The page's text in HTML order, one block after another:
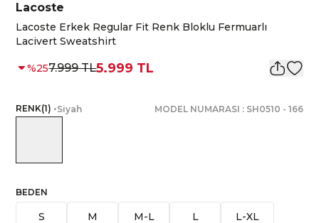
Lacoste
Lacoste Erkek Regular Fit Renk Bloklu Fermuarlı
Lacivert Sweatshirt
%257.999 TL5.999 TL
RENK(1) •Siyah MODEL NUMARASI : SH0510 - 166
BEDEN
S M M-L L L-XL